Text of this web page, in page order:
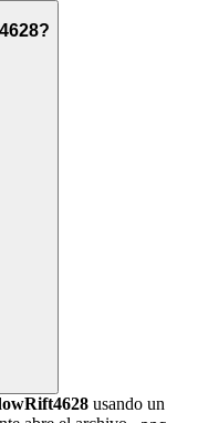
usando un